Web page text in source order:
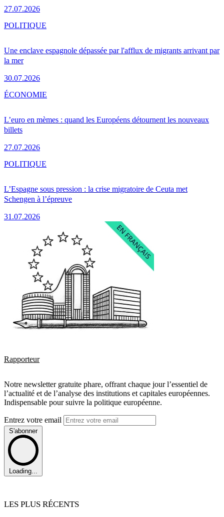
27.07.2026
Une enclave espagnole dépassée par l'afflux de migrants arrivant par
la mer
30.07.2026
POLITIQUE
L’euro en mèmes : quand les Européens détournent les nouveaux
billets
27.07.2026
ÉCONOMIE
L’Espagne sous pression : la crise migratoire de Ceuta met
Schengen à l’épreuve
31.07.2026
POLITIQUE
Rapporteur
Notre newsletter gratuite phare, offrant chaque jour l’essentiel de
l’actualité et de l’analyse des institutions et capitales européennes.
Indispensable pour suivre la politique européenne.
Entrez votre email
S'abonner
Loading...
LES PLUS RÉCENTS